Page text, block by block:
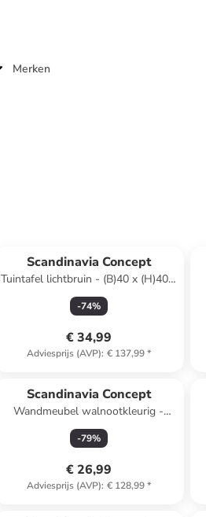
Merken
Scandinavia Concept
Tuintafel lichtbruin - (B)40 x (H)40 x
(D)40 cm
-74%
€ 34,99
Adviesprijs (AVP): € 137,99*
Scandinavia Concept
Wandmeubel walnootkleurig -
(B)20 x (H)40 x (D)9 cm
-79%
€ 26,99
Adviesprijs (AVP): € 128,99*